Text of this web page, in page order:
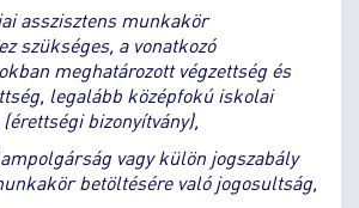
asszisztens munkakör
szükséges, a vonatkozó
meghatározott végzettség és
legalább középfokú iskolai
bizonyítvány),
vagy külön jogszabály
betöltésére való jogosultság,